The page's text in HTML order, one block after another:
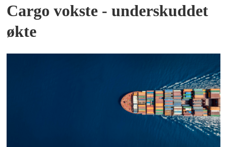
Cargo vokste - underskuddet
økte